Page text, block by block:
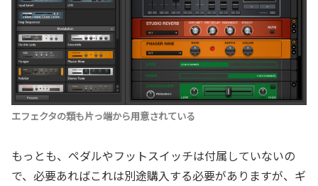
エフェクタの類も片っ端から用意されている
もっとも、ペダルやフットスイッチは付属していないの
で、必要あればこれは別途購入する必要がありますが、ギ